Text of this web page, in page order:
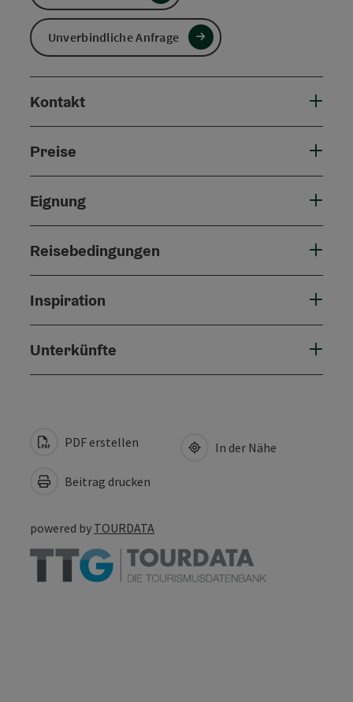
Unverbindliche Anfrage
Kontakt
Preise
Eignung
Reisebedingungen
Inspiration
Unterkünfte
PDF erstellen
Beitrag drucken
In der Nähe
powered by TOURDATA